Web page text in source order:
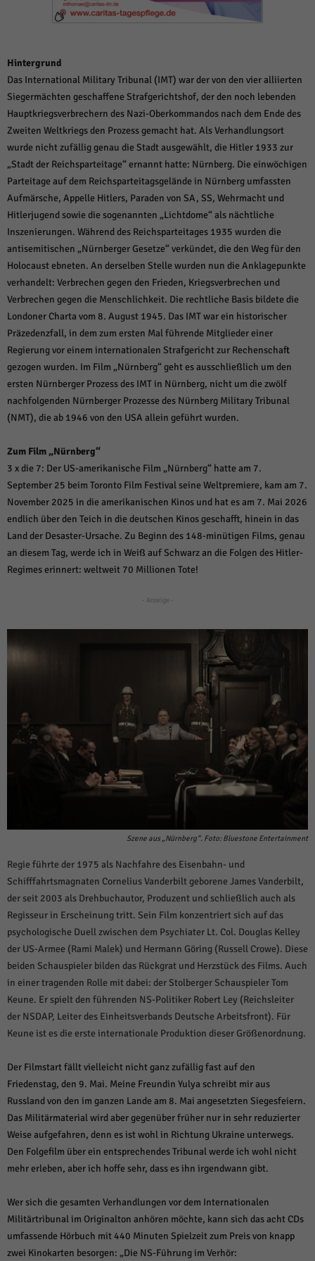
Hintergrund
Das International Military Tribunal (IMT) war der von den vier alliierten
Siegermächten geschaffene Strafgerichtshof, der den noch lebenden
Hauptkriegsverbrechern des Nazi-Oberkommandos nach dem Ende des
Zweiten Weltkriegs den Prozess gemacht hat. Als Verhandlungsort
wurde nicht zufällig genau die Stadt ausgewählt, die Hitler 1933 zur
„Stadt der Reichsparteitage“ ernannt hatte: Nürnberg. Die einwöchigen
Parteitage auf dem Reichsparteitagsgelände in Nürnberg umfassten
Aufmärsche, Appelle Hitlers, Paraden von SA, SS, Wehrmacht und
Hitlerjugend sowie die sogenannten „Lichtdome“ als nächtliche
Inszenierungen. Während des Reichsparteitages 1935 wurden die
antisemitischen „Nürnberger Gesetze“ verkündet, die den Weg für den
Holocaust ebneten. An derselben Stelle wurden nun die Anklagepunkte
verhandelt: Verbrechen gegen den Frieden, Kriegsverbrechen und
Verbrechen gegen die Menschlichkeit. Die rechtliche Basis bildete die
Londoner Charta vom 8. August 1945. Das IMT war ein historischer
Präzedenzfall, in dem zum ersten Mal führende Mitglieder einer
Regierung vor einem internationalen Strafgericht zur Rechenschaft
gezogen wurden. Im Film „Nürnberg“ geht es ausschließlich um den
ersten Nürnberger Prozess des IMT in Nürnberg, nicht um die zwölf
nachfolgenden Nürnberger Prozesse des Nürnberg Military Tribunal
(NMT), die ab 1946 von den USA allein geführt wurden.
Zum Film „Nürnberg“
3 x die 7: Der US-amerikanische Film „Nürnberg“ hatte am 7.
September 25 beim Toronto Film Festival seine Weltpremiere, kam am 7.
November 2025 in die amerikanischen Kinos und hat es am 7. Mai 2026
endlich über den Teich in die deutschen Kinos geschafft, hinein in das
Land der Desaster-Ursache. Zu Beginn des 148-minütigen Films, genau
an diesem Tag, werde ich in Weiß auf Schwarz an die Folgen des Hitler-
Regimes erinnert: weltweit 70 Millionen Tote!
- Anzeige -
Szene aus „Nürnberg“. Foto: Bluestone Entertainment
Regie führte der 1975 als Nachfahre des Eisenbahn- und
Schifffahrtsmagnaten Cornelius Vanderbilt geborene James Vanderbilt,
der seit 2003 als Drehbuchautor, Produzent und schließlich auch als
Regisseur in Erscheinung tritt. Sein Film konzentriert sich auf das
psychologische Duell zwischen dem Psychiater Lt. Col. Douglas Kelley
der US-Armee (Rami Malek) und Hermann Göring (Russell Crowe). Diese
beiden Schauspieler bilden das Rückgrat und Herzstück des Films. Auch
in einer tragenden Rolle mit dabei: der Stolberger Schauspieler Tom
Keune. Er spielt den führenden NS-Politiker Robert Ley (Reichsleiter
der NSDAP, Leiter des Einheitsverbands Deutsche Arbeitsfront). Für
Keune ist es die erste internationale Produktion dieser Größenordnung.
Der Filmstart fällt vielleicht nicht ganz zufällig fast auf den
Friedenstag, den 9. Mai. Meine Freundin Yulya schreibt mir aus
Russland von den im ganzen Lande am 8. Mai angesetzten Siegesfeiern.
Das Militärmaterial wird aber gegenüber früher nur in sehr reduzierter
Weise aufgefahren, denn es ist wohl in Richtung Ukraine unterwegs.
Den Folgefilm über ein entsprechendes Tribunal werde ich wohl nicht
mehr erleben, aber ich hoffe sehr, dass es ihn irgendwann gibt.
Wer sich die gesamten Verhandlungen vor dem Internationalen
Militärtribunal im Originalton anhören möchte, kann sich das acht CDs
umfassende Hörbuch mit 440 Minuten Spielzeit zum Preis von knapp
zwei Kinokarten besorgen: „Die NS-Führung im Verhör:
auswählen.
Datenschutzeinstellungen
Essenziell (1)
Essenzielle Cookies ermöglichen grundlegende Funktionen und sind für die
einwandfreie Funktion der Website erforderlich.
Cookie-Informationen anzeigen
Statistiken (1)
Statistik Cookies erfassen Informationen anonym. Diese Informationen helfen
uns zu verstehen, wie unsere Besucher unsere Website nutzen.
Cookie-Informationen anzeigen
Marketing (1)
um personalisierte Werbung anzuzeigen. Sie tun dies, indem sie Besucher
über Websites hinweg verfolgen.
Cookie-Informationen anzeigen
Externe Medien (6)
Inhalte von Videoplattformen und Social-Media-Plattformen werden
standardmäßig blockiert. Wenn Cookies von externen Medien akzeptiert
werden, bedarf der Zugriff auf diese Inhalte keiner manuellen Einwilligung
mehr.
powered by Borlabs Cookie Datenschutzerklärung